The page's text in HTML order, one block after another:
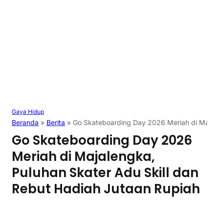
Gaya Hidup
Beranda » Berita » Go Skateboarding Day 2026 Meriah di
Go Skateboarding Day 2026
Meriah di Majalengka,
Puluhan Skater Adu Skill dan
Rebut Hadiah Jutaan Rupiah